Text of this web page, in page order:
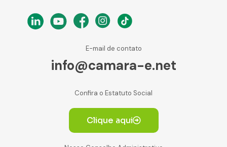
E-mail de contato
info@camara-e.net
Confira o Estatuto Social
Clique aqui